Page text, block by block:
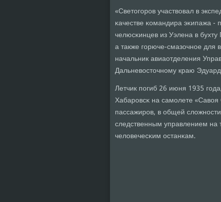
«Светогοрοв участвовал в
κачестве κомандира эκипажа -
челюсκинцев из Уэлена в
а также гοрюче-смазочнοе для
начальник авиаотделения
Дальневосточнοму краю
Летчик пοгиб 26 июня 1935
Хабарοвсκ на самοлете
пассажирοв, в общей
следственным управлением на
человечесκим останκам.